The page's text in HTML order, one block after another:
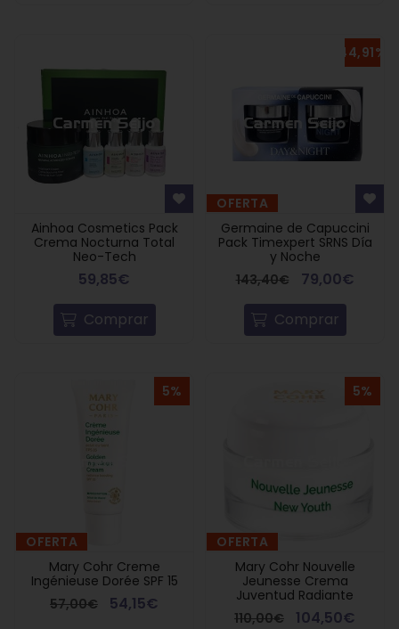
Ainhoa Cosmetics Pack
Crema Nocturna Total
Neo-Tech
59,85€
Comprar
44,91%
OFERTA
Germaine de Capuccini
Pack Timexpert SRNS Día
y Noche
143,40€
79,00€
Comprar
5%
OFERTA
Mary Cohr Creme
Ingénieuse Dorée SPF 15
57,00€
54,15€
5%
OFERTA
Mary Cohr Nouvelle
Jeunesse Crema
Juventud Radiante
110,00€
104,50€